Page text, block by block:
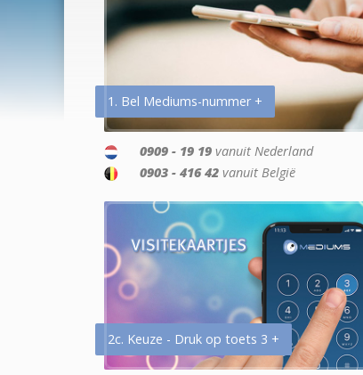
1. Bel Mediums-nummer +
0909 - 19 19 vanuit Nederland
0903 - 416 42 vanuit België
2c. Keuze - Druk op toets 3 +